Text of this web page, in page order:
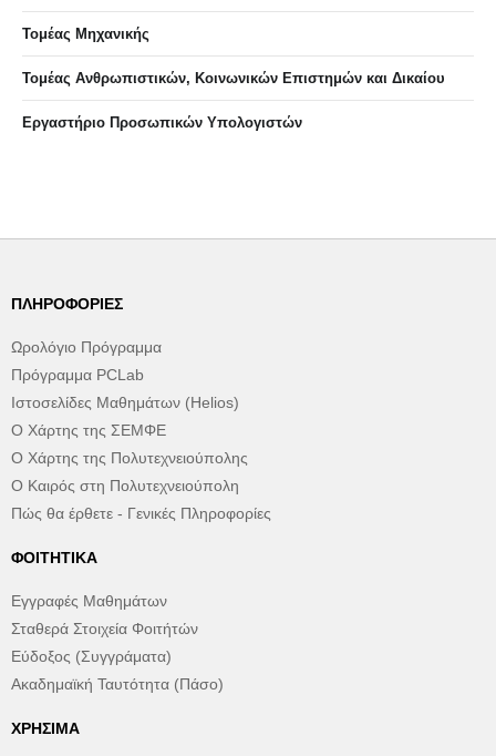
Τομέας Μηχανικής
Τομέας Ανθρωπιστικών, Κοινωνικών Επιστημών και Δικαίου
Eργαστήριo Προσωπικών Υπολογιστών
ΠΛΗΡΟΦΟΡΊΕΣ
Ωρολόγιο Πρόγραμμα
Πρόγραμμα PCLab
Ιστοσελίδες Μαθημάτων (Helios)
Ο Χάρτης της ΣΕΜΦΕ
Ο Χάρτης της Πολυτεχνειούπολης
Ο Καιρός στη Πολυτεχνειούπολη
Πώς θα έρθετε - Γενικές Πληροφορίες
ΦΟΙΤΗΤΙΚΆ
Εγγραφές Μαθημάτων
Σταθερά Στοιχεία Φοιτήτών
Εύδοξος (Συγγράματα)
Ακαδημαϊκή Ταυτότητα (Πάσο)
ΧΡΉΣΙΜΑ